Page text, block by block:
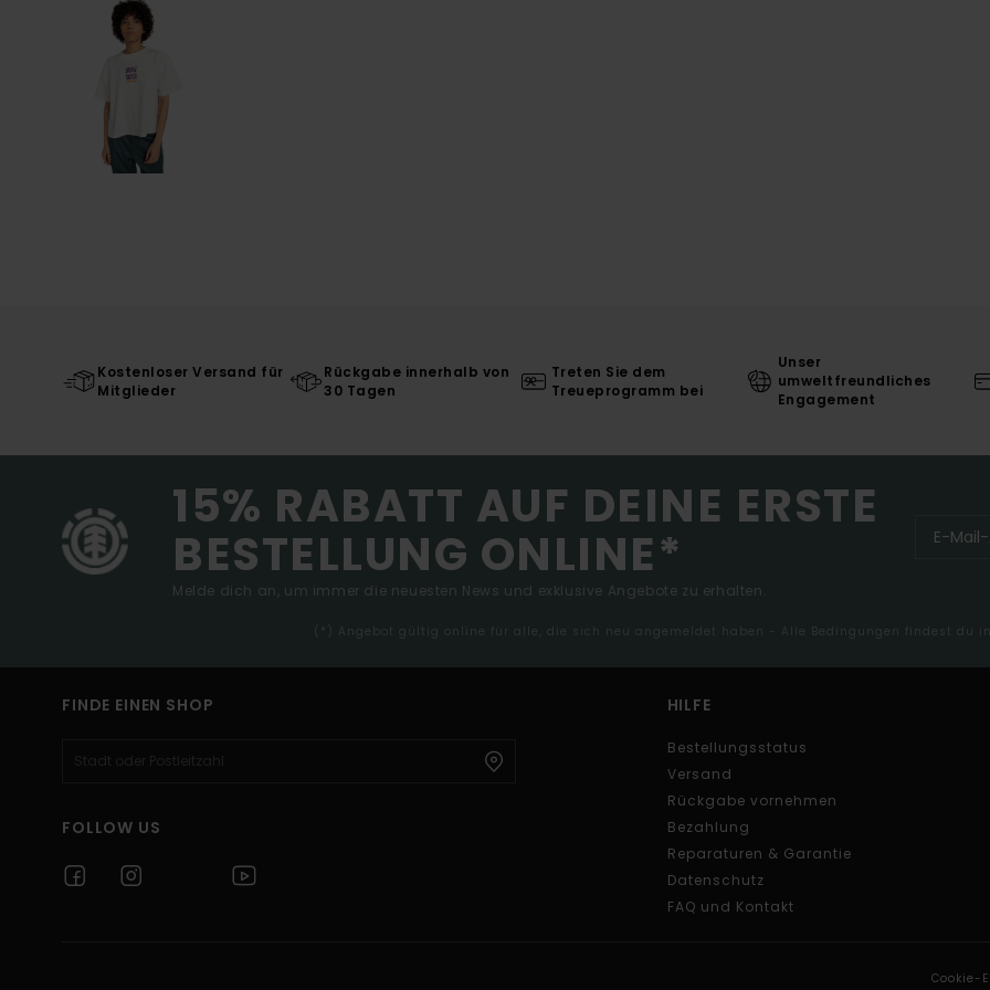
Kostenloser Versand für
Mitglieder
Rückgabe innerhalb von
30 Tagen
Treten Sie dem
Treueprogramm bei
Unser
umweltfreundliches
Engagement
15% RABATT AUF DEINE ERSTE
BESTELLUNG ONLINE*
Melde dich an, um immer die neuesten News und exklusive Angebote zu erhalten.
(*) Angebot gültig online für alle, die sich neu angemeldet haben - Alle Bedingungen findest du
FINDE EINEN SHOP
FOLLOW US
HILFE
Bestellungsstatus
Versand
Rückgabe vornehmen
Bezahlung
Reparaturen & Garantie
Datenschutz
FAQ und Kontakt
Cookie-